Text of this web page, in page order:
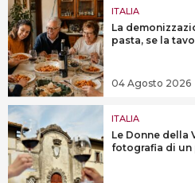
ITALIA
La
pasta, se la
04 Agosto 2026
ITALIA
Le Donne della
fotografia di